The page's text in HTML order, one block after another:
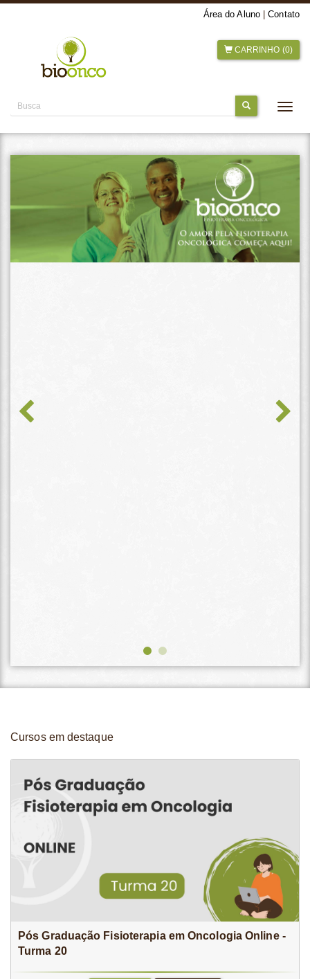
Área do Aluno Contato
CARRINHO (0)
Cursos em destaque
Pós Graduação Fisioterapia em Oncologia Online -
Turma 20